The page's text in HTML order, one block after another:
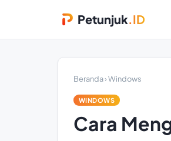
Petunjuk.ID
Beranda›Windows
WINDOWS
Cara